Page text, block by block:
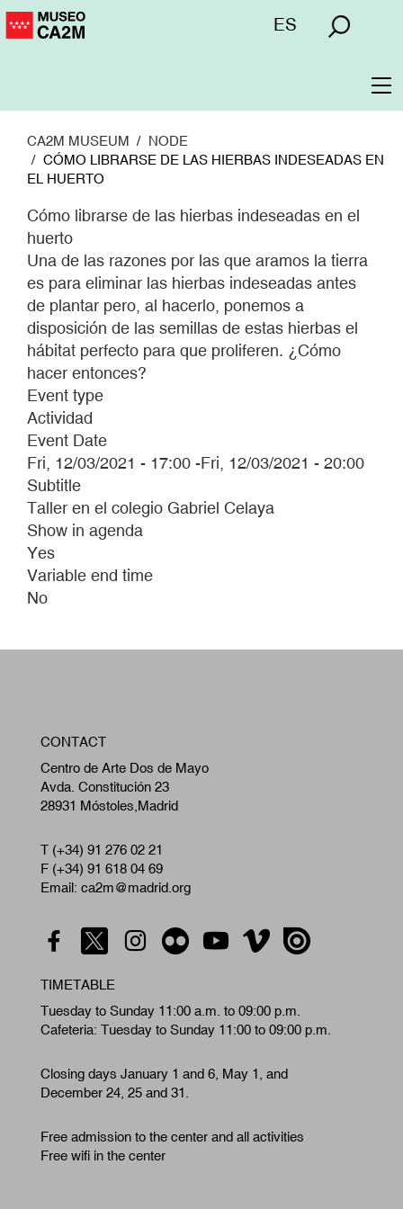
Skip
to
Menú
ES
CA2M MUSEUM
NODE
CÓMO LIBRARSE DE LAS HIERBAS INDESEADAS EN
EL HUERTO
Cómo librarse de las hierbas indeseadas en el
huerto
Una de las razones por las que aramos la tierra
es para eliminar las hierbas indeseadas antes
de plantar pero, al hacerlo, ponemos a
disposición de las semillas de estas hierbas el
hábitat perfecto para que proliferen. ¿Cómo
hacer entonces?
Event type
Actividad
Event Date
Fri, 12/03/2021 - 17:00 -Fri, 12/03/2021 - 20:00
Subtitle
Taller en el colegio Gabriel Celaya
Show in agenda
Yes
Variable end time
No
CONTACT
Centro de Arte Dos de Mayo
Avda. Constitución 23
28931 Móstoles,Madrid
T (+34) 91 276 02 21
F (+34) 91 618 04 69
Email: ca2m@madrid.org
TIMETABLE
Tuesday to Sunday 11:00 a.m. to 09:00 p.m.
Cafeteria: Tuesday to Sunday 11:00 to 09:00 p.m.
Closing days January 1 and 6, May 1, and
December 24, 25 and 31.
Free admission to the center and all activities
Free wifi in the center